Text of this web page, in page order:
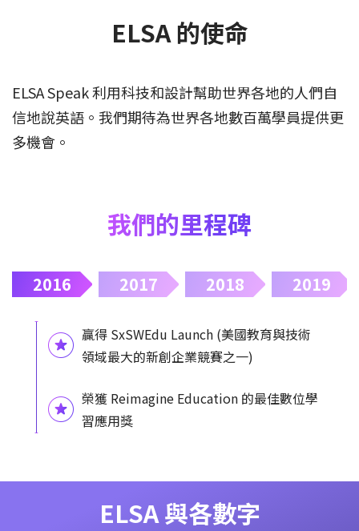
ELSA 的使命
ELSA Speak 利用科技和設計幫助世界各地的人們自
信地說英語。我們期待為世界各地數百萬學員提供更
多機會。
我們的里程碑
2016 2017 2018 2019
贏得 SxSWEdu Launch (美國教育與技術
領域最大的新創企業競賽之一)
榮獲 Reimagine Education 的最佳數位學
習應用獎
ELSA 與各數字